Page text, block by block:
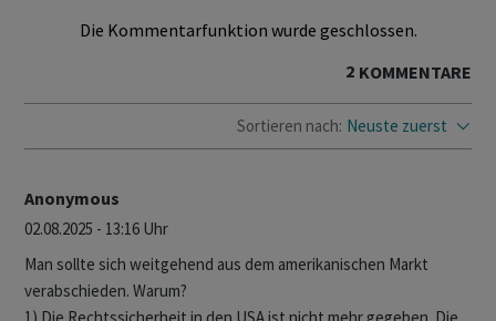
Die Kommentarfunktion wurde geschlossen.
2 KOMMENTARE
Sortieren nach: Neuste zuerst
Anonymous
02.08.2025 - 13:16 Uhr
Man sollte sich weitgehend aus dem amerikanischen Markt
verabschieden. Warum?